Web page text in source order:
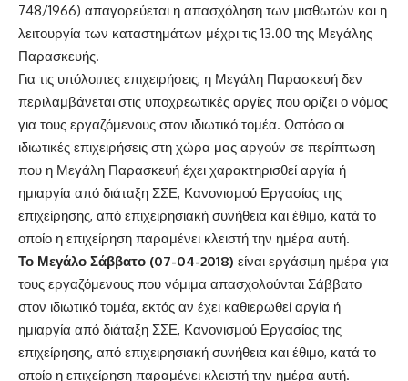
748/1966) απαγορεύεται η απασχόληση των μισθωτών και η
λειτουργία των καταστημάτων μέχρι τις 13.00 της Μεγάλης
Παρασκευής.
Για τις υπόλοιπες επιχειρήσεις, η Μεγάλη Παρασκευή δεν
περιλαμβάνεται στις υποχρεωτικές αργίες που ορίζει ο νόμος
για τους εργαζόμενους στον ιδιωτικό τομέα. Ωστόσο οι
ιδιωτικές επιχειρήσεις στη χώρα μας αργούν σε περίπτωση
που η Μεγάλη Παρασκευή έχει χαρακτηρισθεί αργία ή
ημιαργία από διάταξη ΣΣΕ, Κανονισμού Εργασίας της
επιχείρησης, από επιχειρησιακή συνήθεια και έθιμο, κατά το
οποίο η επιχείρηση παραμένει κλειστή την ημέρα αυτή.
Το Μεγάλο Σάββατο (07-04-2018) είναι εργάσιμη ημέρα για
τους εργαζόμενους που νόμιμα απασχολούνται Σάββατο
στον ιδιωτικό τομέα, εκτός αν έχει καθιερωθεί αργία ή
ημιαργία από διάταξη ΣΣΕ, Κανονισμού Εργασίας της
επιχείρησης, από επιχειρησιακή συνήθεια και έθιμο, κατά το
οποίο η επιχείρηση παραμένει κλειστή την ημέρα αυτή.